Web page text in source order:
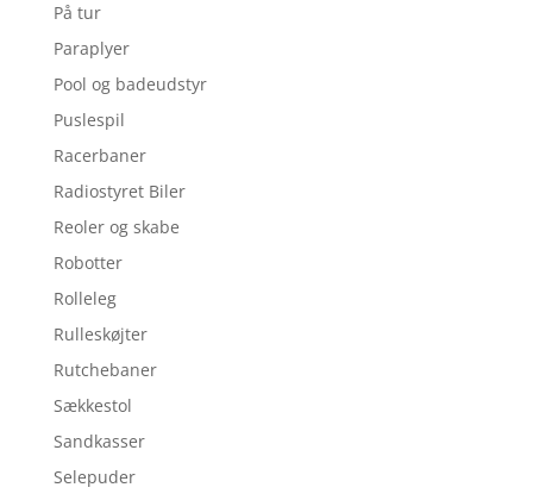
På tur
Paraplyer
Pool og badeudstyr
Puslespil
Racerbaner
Radiostyret Biler
Reoler og skabe
Robotter
Rolleleg
Rulleskøjter
Rutchebaner
Sækkestol
Sandkasser
Selepuder